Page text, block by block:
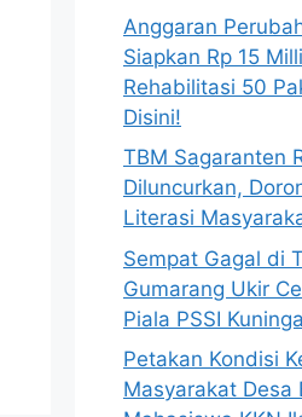
Anggaran
Siapkan Rp 15
Rehabilitasi 50
Disini!
TBM Sagaranten
Diluncurkan,
Literasi
Sempat Gagal di
Gumarang Ukir
Piala PSSI
Petakan Kondisi
Masyarakat Desa